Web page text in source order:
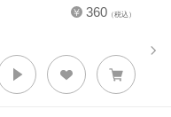
360 （税込）